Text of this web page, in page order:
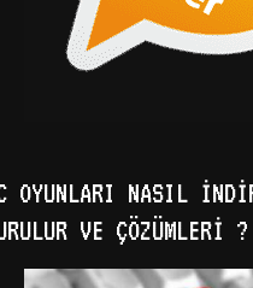
OYUNLARI NASIL
VE ÇÖZÜMLERI ?